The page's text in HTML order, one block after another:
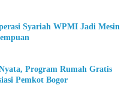
Syariah WPMI Jadi Mesin
Program Rumah Gratis
Pemkot Bogor